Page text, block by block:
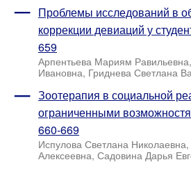
Проблемы исследований в
коррекции девиаций у
659
Арпентьева Мариям
Ивановна, Гриднева Светлана
Зоотерапия в социальной
ограниченными
660-669
Испулова Светлана
Алексеевна, Садовина Дарья